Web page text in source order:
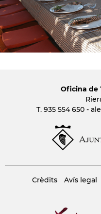
Oficina de
T. 935 554 650 -
Crèdits Avís legal